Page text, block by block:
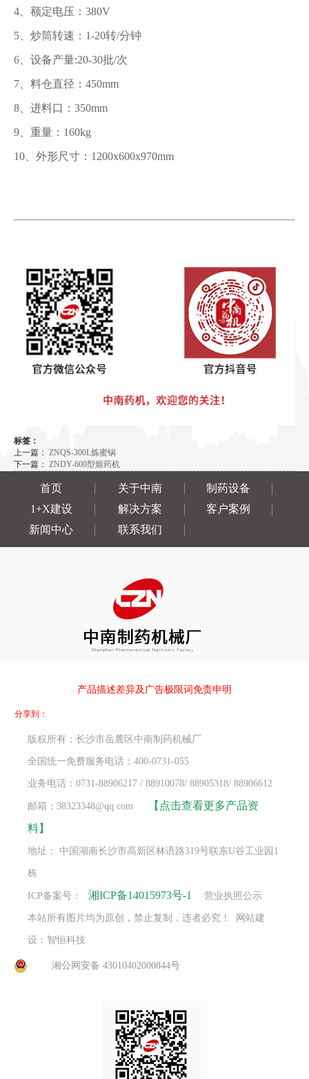
4、额定电压：380V
5、炒筒转速：1-20转/分钟
6、设备产量:20-30批/次
7、料仓直径：450mm
8、进料口：350mm
9、重量：160kg
10、外形尺寸：1200x600x970mm
标签：
上一篇： ZNQS-300L炼蜜锅
下一篇： ZNDY-600型煅药机
首页 关于中南
制药设备
1+X建设
解决方案
客户案例
新闻中心
联系我们
产品描述差异及广告极限词免责申明
分享到：
版权所有：长沙市岳麓区中南制药机械厂
全国统一免费服务电话：400-0731-055
业务电话：0731-88906217 / 88910078/ 88905318/ 88906612
邮箱：38323348@qq.com
【点击查看更多产品资
料】
地址： 中国湖南长沙市高新区林语路319号联东U谷工业园1
栋
ICP备案号： 湘ICP备14015973号-1 营业执照公示
本站所有图片均为原创，禁止复制，违者必究！ 网站建
设：智恒科技
湘公网安备 43010402000844号